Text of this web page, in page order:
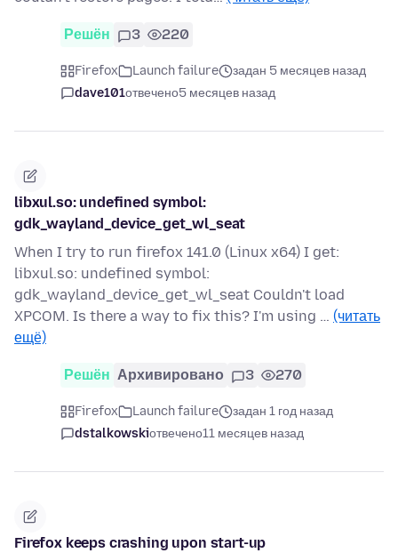
Решён 3 220
Firefox Launch failure
задан 5 месяцев назад
dave101отвечено5 месяцев назад
libxul.so: undefined symbol:
gdk_wayland_device_get_wl_seat
When I try to run firefox 141.0 (Linux x64) I get:
libxul.so: undefined symbol:
gdk_wayland_device_get_wl_seat Couldn't load
XPCOM. Is there a way to fix this? I'm using … (читать
ещё)
Решён Архивировано 3 270
Firefox Launch failure
задан 1 год назад
dstalkowskiотвечено11 месяцев назад
Firefox keeps crashing upon start-up